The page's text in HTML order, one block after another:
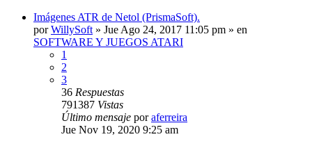
Imágenes ATR de Netol (PrismaSoft).
porWillySoft » Jue Ago 24, 2017 11:05 pm » en
SOFTWARE Y JUEGOS ATARI
1
2
3
36 Respuestas
791387 Vistas
Último mensaje poraferreira
Jue Nov 19, 2020 9:25 am